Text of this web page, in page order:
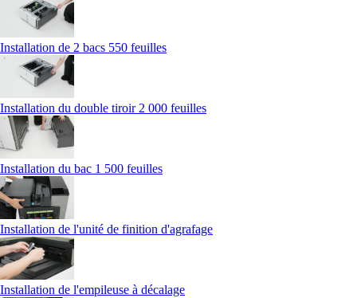
Installation de 2 bacs 550 feuilles
Installation du double tiroir 2 000 feuilles
Installation du bac 1 500 feuilles
Installation de l'unité de finition d'agrafage
Installation de l'empileuse à décalage